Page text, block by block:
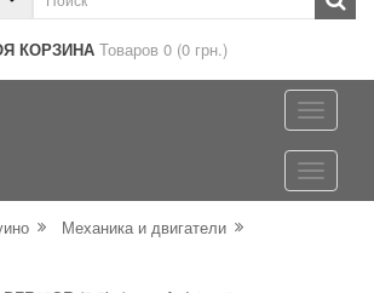
КОРЗИНА Товаров 0 (0 грн.)
Механика и двигатели